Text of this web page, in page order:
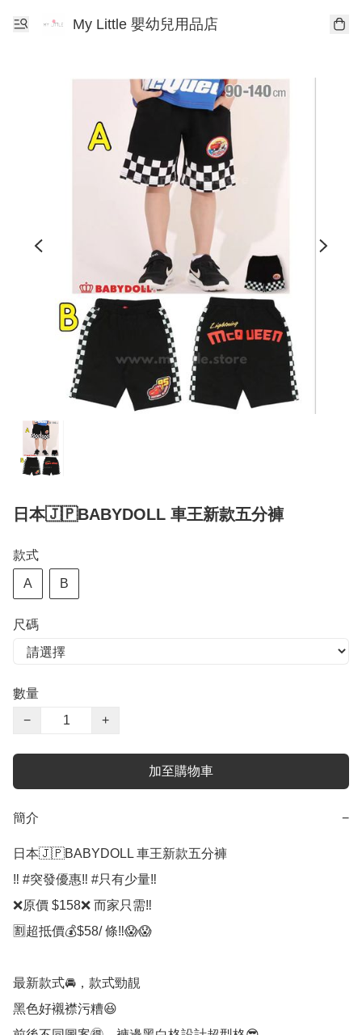
My Little 嬰幼兒用品店
日本🇯🇵BABYDOLL 車王新款五分褲
款式
A B
尺碼
數量
−
+
加至購物車
簡介 −
日本🇯🇵BABYDOLL 車王新款五分褲
‼️ #突發優惠‼️ #只有少量‼️
❌原價 $158❌ 而家只需‼️
🈹超抵價💰$58/ 條‼️😱😱
最新款式🚘，款式勁靚
黑色好襯襟污糟😆